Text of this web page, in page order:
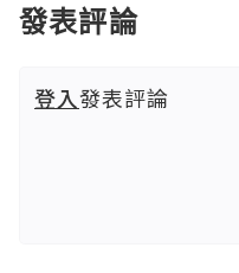
發表評論
登入發表評論